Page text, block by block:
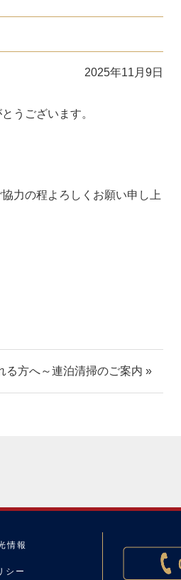
2025年11月9日
うございます。
力の程よろしくお願い申し上
る方へ～連泊清掃のご案内 »
情報
シー